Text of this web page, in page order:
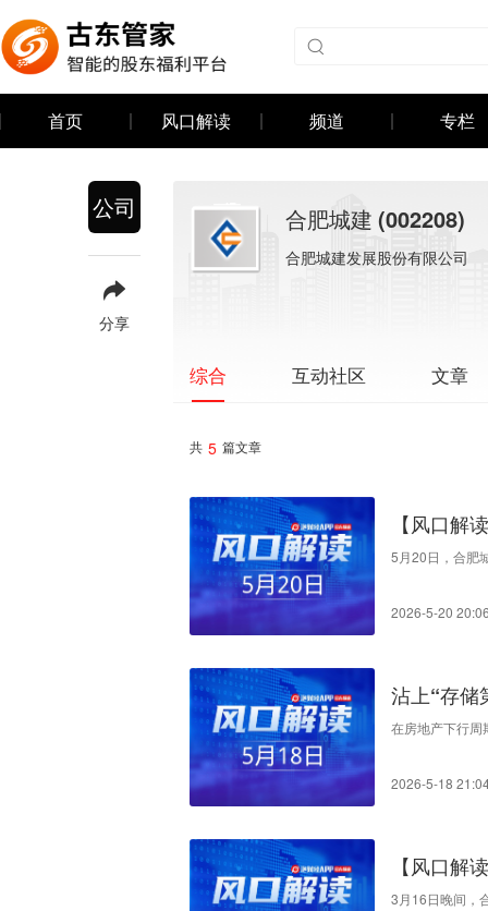
首页 风口解读 频道 专栏
公司
分享
合肥城建 (002208)
合肥城建发展股份有限公司
综合 互动社区 文章
共 5 篇文章
【风口解
5月20日，合肥
2026-5-20
沾上“存储
在房地产下行周
2026-5-18
【风口解
划
3月16日晚间，